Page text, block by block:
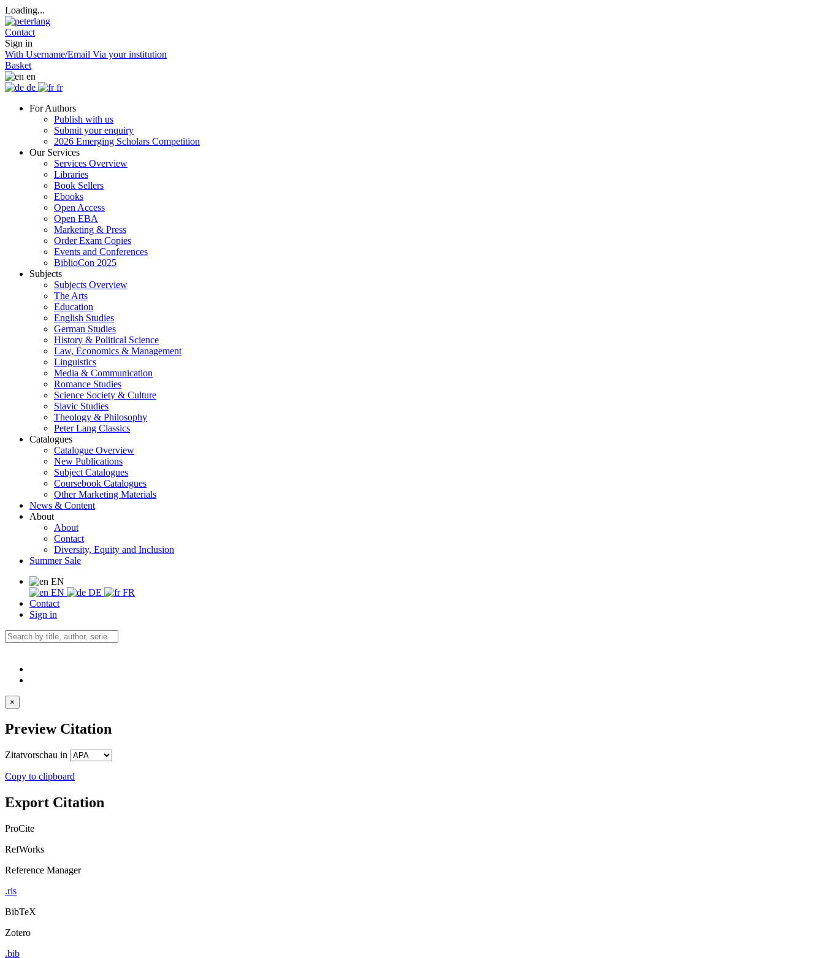
Loading...
Contact
Sign in
With Username/Email Via your institution
Basket
en
de
fr
For Authors
Publish with us
Submit your enquiry
2026 Emerging Scholars Competition
Our Services
Services Overview
Libraries
Book Sellers
Ebooks
Open Access
Open EBA
Marketing & Press
Order Exam Copies
Events and Conferences
BiblioCon 2025
Subjects
Subjects Overview
The Arts
Education
English Studies
German Studies
History & Political Science
Law, Economics & Management
Linguistics
Media & Communication
Romance Studies
Science Society & Culture
Slavic Studies
Theology & Philosophy
Peter Lang Classics
Catalogues
Catalogue Overview
New Publications
Subject Catalogues
Coursebook Catalogues
Other Marketing Materials
News & Content
About
About
Contact
Diversity, Equity and Inclusion
Summer Sale
EN
EN
DE
FR
Contact
Sign in
×
Preview Citation
Zitatvorschau in
Copy to clipboard
Export Citation
ProCite
RefWorks
Reference Manager
.ris
BibTeX
Zotero
.bib